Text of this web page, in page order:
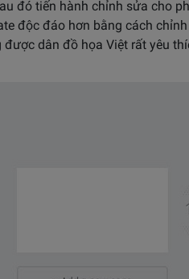
đó tiến hành chỉnh sửa cho
độc đáo hơn bằng cách
dân đồ họa Việt rất yêu